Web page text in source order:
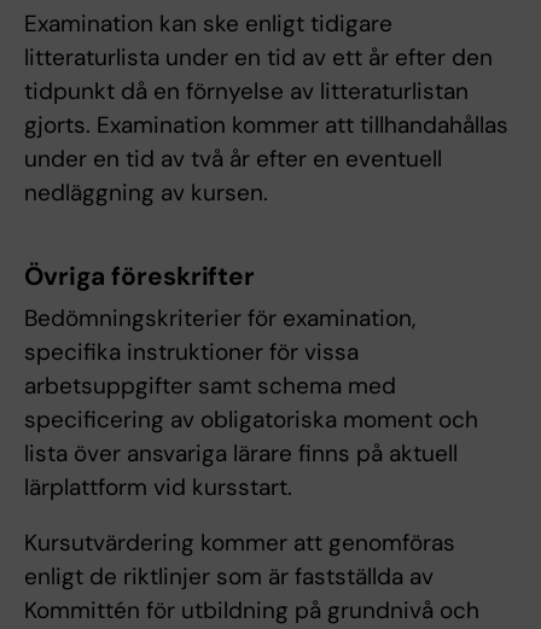
Examination kan ske enligt tidigare
litteraturlista under en tid av ett år efter den
tidpunkt då en förnyelse av litteraturlistan
gjorts. Examination kommer att tillhandahållas
under en tid av två år efter en eventuell
nedläggning av kursen.
Övriga föreskrifter
Bedömningskriterier för examination,
specifika instruktioner för vissa
arbetsuppgifter samt schema med
specificering av obligatoriska moment och
lista över ansvariga lärare finns på aktuell
lärplattform vid kursstart.
Kursutvärdering kommer att genomföras
enligt de riktlinjer som är fastställda av
Kommittén för utbildning på grundnivå och